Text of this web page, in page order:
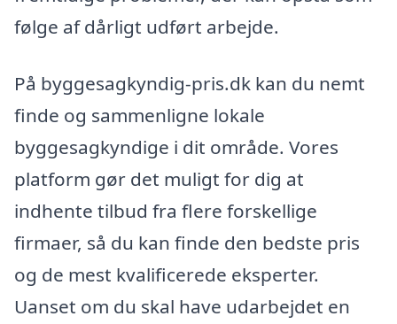
følge af dårligt udført arbejde.
På byggesagkyndig-pris.dk kan du nemt
finde og sammenligne lokale
byggesagkyndige i dit område. Vores
platform gør det muligt for dig at
indhente tilbud fra flere forskellige
firmaer, så du kan finde den bedste pris
og de mest kvalificerede eksperter.
Uanset om du skal have udarbejdet en